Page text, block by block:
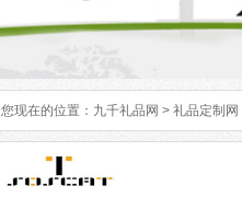
您现在的位置： 九千礼品网 > 礼品定制网